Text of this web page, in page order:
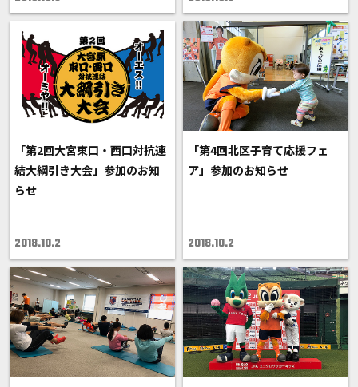
「第2回大宮東口・西口対抗連
結大綱引き大会」参加のお知
らせ
2018.10.2
「第4回北区子育て応援フェ
ア」参加のお知らせ
2018.10.2